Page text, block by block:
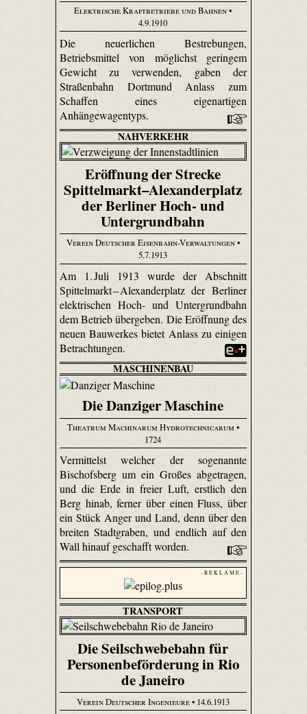
Elektrische Kraftbetriebe und Bahnen•
4.9.1910
Die neuerlichen Bestrebungen,
Betriebsmittel von möglichst geringem
Gewicht zu verwenden, gaben der
Straßenbahn Dortmund Anlass zum
Schaffen eines eigenartigen
Anhängewagentyps.
NAHVERKEHR
Eröffnung der Strecke
Spittelmarkt–Alexanderplatz
der Berliner Hoch- und
Untergrundbahn
Verein Deutscher Eisenbahn-Verwaltungen•
5.7.1913
Am 1. Juli 1913 wurde der Abschnitt
Spittel­markt – Alexander­platz der Berliner
elektrischen Hoch- und Untergrundbahn
dem Betrieb übergeben. Die Eröffnung des
neuen Bauwerkes bietet Anlass zu einigen
Betrachtungen.
MASCHINENBAU
Die Danziger Maschine
Theatrum Machinarum Hydrotechnicarum •
1724
Vermittelst welcher der sogenannte
Bischofsberg um ein Großes abgetragen,
und die Erde in freier Luft, erstlich den
Berg hinab, ferner über einen Fluss, über
ein Stück Anger und Land, denn über den
breiten Stadtgraben, und endlich auf den
Wall hinauf geschafft worden.
- R E K L A M E -
TRANSPORT
Die Seilschwebebahn für
Personenbeförderung in Rio
de Janeiro
Verein Deutscher Ingenieure• 14.6.1913